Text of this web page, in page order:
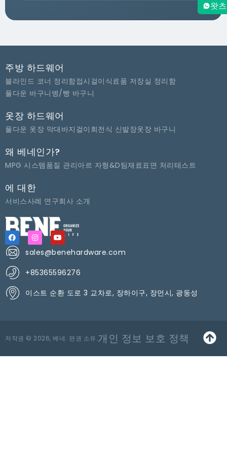
주방 하드웨어
블라인드 코너 정리함접시걸이 식료품 저장실 정리함
풀다운 바구니 병/빵 바구니
옷장 하드웨어
풀다운 옷장 막대 바지걸이 회전식 신발장옷장 바구니
왜 베네인가?
MPG 시스템 품질 관리아르 자형&D팀재료표면 처리테스트
에 대한
서비스사례 연구회사 소개
sales@benehardware.com
+85365596276
이스트 순환 도로 3 교차로, 장하이구, 장먼시, 광둥성
저작권 © 2026, 베네. 판권 소유.개인 정보 보호 정책
왓